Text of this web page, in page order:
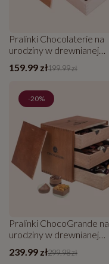
Pralinki Chocolaterie na
urodziny w drewnianej
skrzyneczce
159.99 zł199.99 zł
-20%
Pralinki ChocoGrande na
urodziny w drewnianej
skrzyneczce
239.99 zł299.98 zł